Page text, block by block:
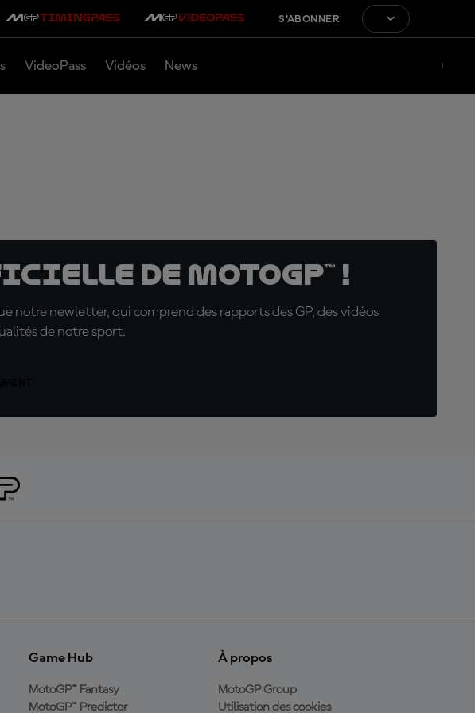
S'ABONNER
VideoPass Vidéos News
de MotoGP™ !
notre newletter, qui comprend des rapports des GP, des vidéos
de notre sport.
Game Hub
MotoGP™ Fantasy
MotoGP™ Predictor
À propos
MotoGP Group
Utilisation des cookies